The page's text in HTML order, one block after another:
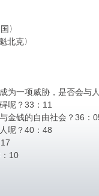
〉
北克〉
为一项威胁，是否会与
呢？33：11
金钱的自由社会？36：
呢？40：48
10